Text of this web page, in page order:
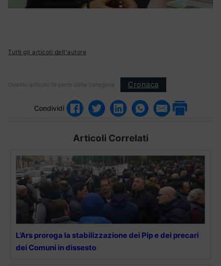
Tutti gli articoli dell'autore
Questo articolo fa parte delle categorie: Cronaca
Condividi
Articoli Correlati
L’Ars proroga la stabilizzazione dei Pip e dei precari
dei Comuni in dissesto